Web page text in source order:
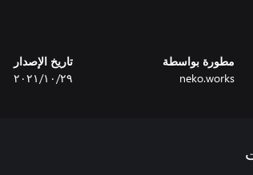
مطورة بواسطة
neko.works
تاريخ الإصدار
٢٩‏/١٠‏/٢٠٢١